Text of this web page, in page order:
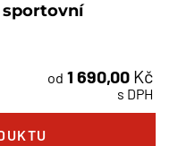
sportovní
od 1 690,00 Kč
s DPH